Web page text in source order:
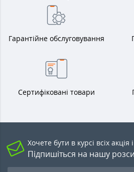
Гарантійне обслуговування
Сертифіковані товари
Хочете бути в курсі всіх акція
Підпишіться на нашу